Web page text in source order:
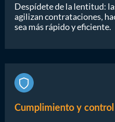
Despídete de la lentitud:
agilizan contrataciones,
sea más rápido y eficiente.
Cumplimiento y